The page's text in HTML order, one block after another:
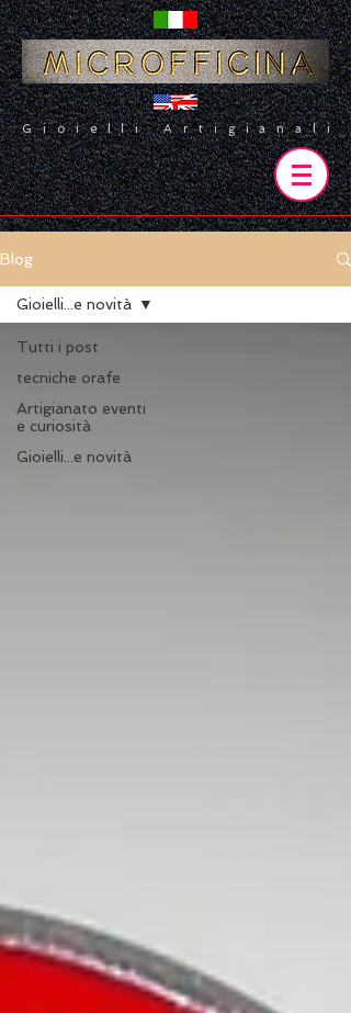
Gioielli Artigianali
Blog
Tutti i post
tecniche orafe
Artigianato eventi
e curiosità
Gioielli...e novità
Gioielli...e novità